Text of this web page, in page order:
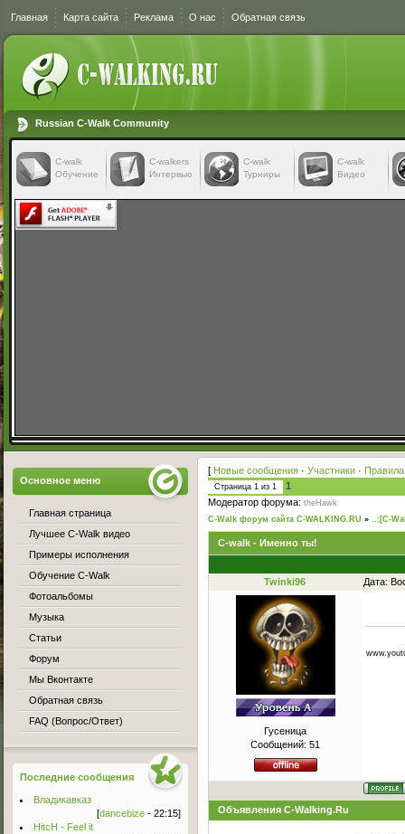
Главная Карта сайта Реклама О нас Обратная связь
Russian C-Walk Community
C-walk
Обучение
C-walkers
Интервью
С-walk
Турниры
С-walk
Видео
[ Новые сообщения · Участники ·
Страница 1 из 1
1
Модератор форума: theHawk
C-Walk форум сайта C-WALKING.RU » ..:[C-
C-walk - Именно ты!
Twinki96 Дата:
Гусеница
Сообщений: 51
Объявления C-Walking.Ru
Основное меню
Главная страница
Лучшее C-Walk видео
Примеры исполнения
Обучение C-Walk
Фотоальбомы
Музыка
Статьи
Форум
Мы Вконтакте
Обратная связь
FAQ (Вопрос/Ответ)
Последние сообщения
Владикавказ
[dancebize - 22:15]
HitcH - Feel it